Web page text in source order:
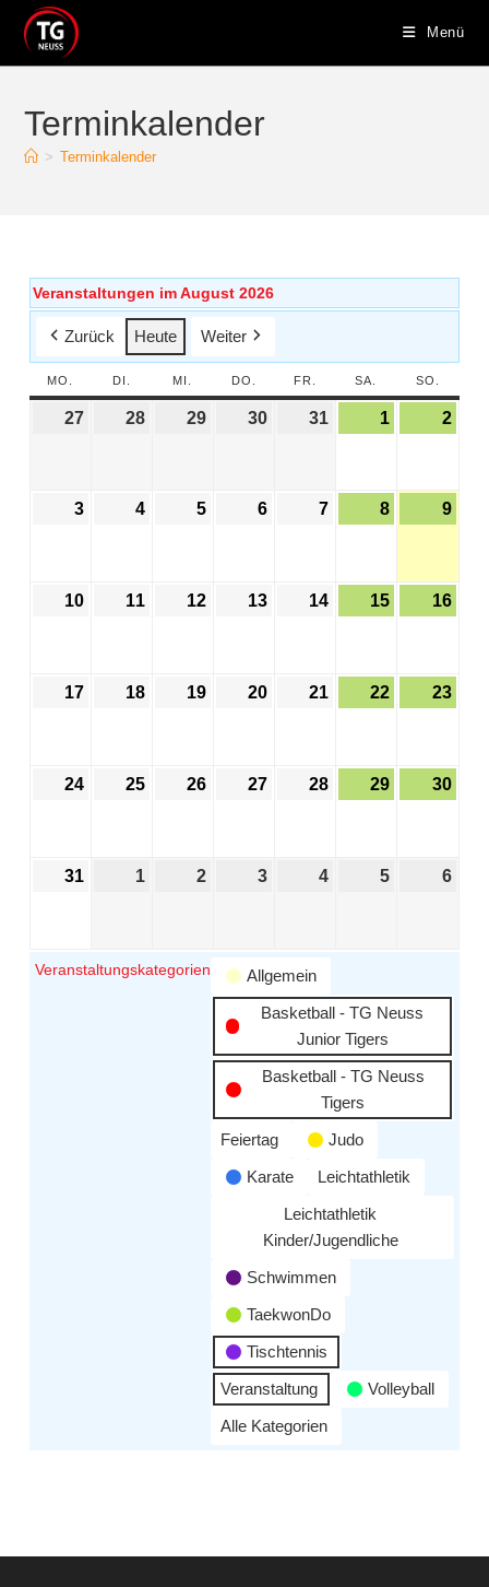
Menü
Terminkalender
> Terminkalender
Veranstaltungen im August 2026
Zurück Heute Weiter
MO. DI. MI. DO. FR. SA. SO.
27 28 29 30 31 1 2
3 4 5 6 7 8 9
10 11 12 13 14 15 16
17 18 19 20 21 22 23
24 25 26 27 28 29 30
31 1 2 3 4 5 6
Veranstaltungskategorien
Allgemein
Basketball - TG Neuss
Junior Tigers
Basketball - TG Neuss
Tigers
Feiertag
Judo
Karate
Leichtathletik
Leichtathletik
Kinder/Jugendliche
Schwimmen
TaekwonDo
Tischtennis
Veranstaltung
Volleyball
Alle Kategorien